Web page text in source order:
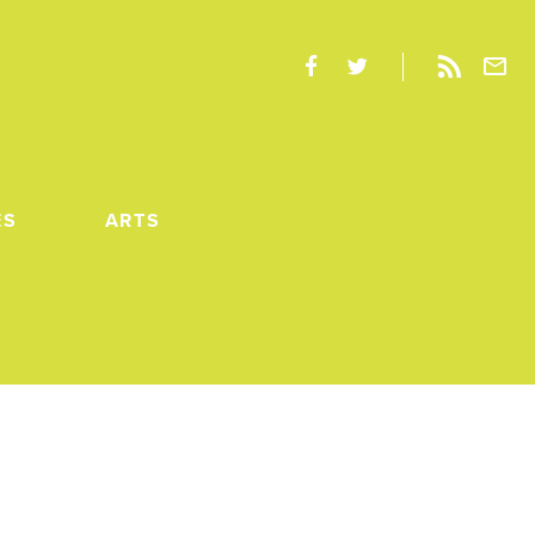
ARTS